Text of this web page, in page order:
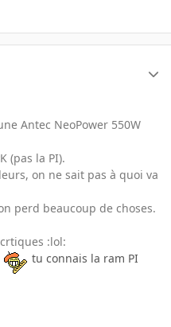
Antec NeoPower 550W
(pas la PI).
on ne sait pas à quoi va
perd beaucoup de choses.
:lol:
tu connais la ram PI